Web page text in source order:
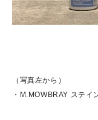
（写真左から）
・M.MOWBRAY ステイ